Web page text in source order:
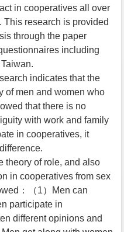
in cooperatives all over
This research is provided
through the paper
including
indicates that the
of men and women who
that there is no
with work and family
in cooperatives, it
theory of role, and also
in cooperatives from sex
：（1）Men can
participate in
different opinions and